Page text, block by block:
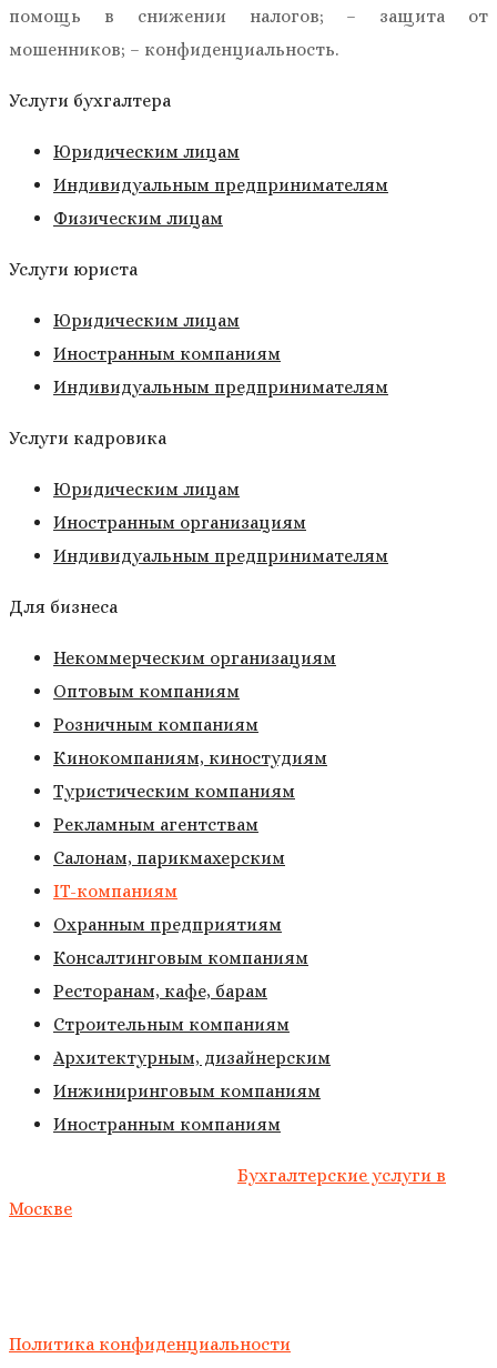
помощь в снижении налогов; – защита от
мошенников; – конфиденциальность.
Услуги бухгалтера
Юридическим лицам
Индивидуальным предпринимателям
Физическим лицам
Услуги юриста
Юридическим лицам
Иностранным компаниям
Индивидуальным предпринимателям
Услуги кадровика
Юридическим лицам
Иностранным организациям
Индивидуальным предпринимателям
Для бизнеса
Некоммерческим организациям
Оптовым компаниям
Розничным компаниям
Кинокомпаниям, киностудиям
Туристическим компаниям
Рекламным агентствам
Салонам, парикмахерским
IT-компаниям
Охранным предприятиям
Консалтинговым компаниям
Ресторанам, кафе, барам
Строительным компаниям
Архитектурным, дизайнерским
Инжиниринговым компаниям
Иностранным компаниям
Бухгалтерские услуги в
Москве
Политика конфиденциальности